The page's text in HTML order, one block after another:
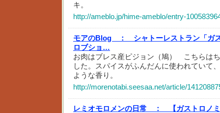
キ。
http://ameblo.jp/hime-ameblo/entry-
モアのBlog ：
シャトーレストラン「ガ
ロブショ…
お肉はブレス産ピジョン（鳩） こちらは
した。スパイスがふんだんに使われていて
ような香り。
http://morenotabi.seesaa.net/article/
レミオモロメンの日常 ：
【ガストロノ